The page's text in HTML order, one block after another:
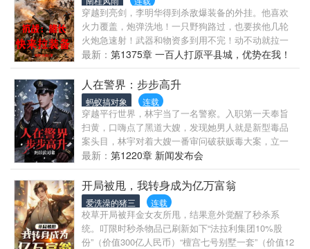
点！那个混世小魔王回来了！“小天，妈刚给京大捐了
几栋楼，你去上学吧！”校长点头哈腰：顾少，你想去
哪个系？通知书您随便填！老教授：顾少，今天这节
课讲您感兴趣的内容！校花：“顾天同学……我可以坐
你旁边吗？”清纯萌妹：小少爷，晚上想跟您一起逛
街。有人抱怨早上起的太早，餐厅人多。那就取消早
八，餐厅扩建，随便两个决定，全校沦陷！......
穿越到亮剑，李明华得到杀敌爆装备的外挂。他喜欢
火力覆盖，炮弹洗地！一只野狗路过，也要挨他几轮
火炮急速射！武器和物资多到用不完！动不动就拉一
大批武器给上级！晋西北铁三角都得听我话！
最新： 第1375章 一百人打原平县城，优势在我！
人在警界：步步高升
蚂蚁搞对象 连载
穿越平行世界，林宇当了一名警察。入职第一天奉旨
扫黄，口嗨点了黑道大嫂，发现她男人就是新型毒品
案头目，林宇对着大嫂一番审问破获贩毒大案，立一
等功。老公报警妻子失踪，警察苦苦寻找七天找不到
人，林宇一句查水表，让杀害死者的凶手无所遁形。
……就在林宇靠着破案本领在警界步步高升的时候，
同事们绷不住了，你锦鲤神探啊，一天一个一等功！
最新： 第1220章 新闻发布会
开局被甩，我转身成为亿万富翁
爱洗澡的猪三 连载
校草开局被拜金女友所甩，结果意外觉醒了秒杀系
统。叮限时秒杀物品已刷新如下“法拉利集团10%股
份”（价值300亿人民币）“檀宫七号别墅一套”（价值12